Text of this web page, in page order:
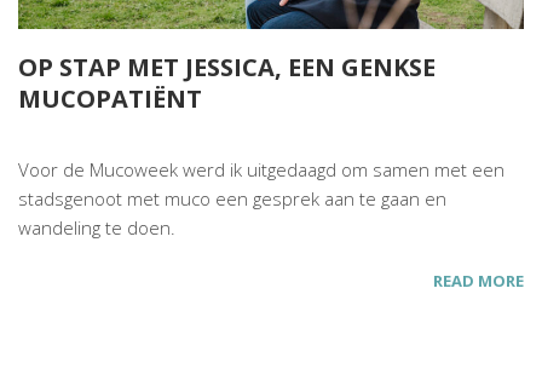
OP STAP MET JESSICA, EEN GENKSE
MUCOPATIËNT
Voor de Mucoweek werd ik uitgedaagd om samen met een
stadsgenoot met muco een gesprek aan te gaan en
wandeling te doen.
READ MORE